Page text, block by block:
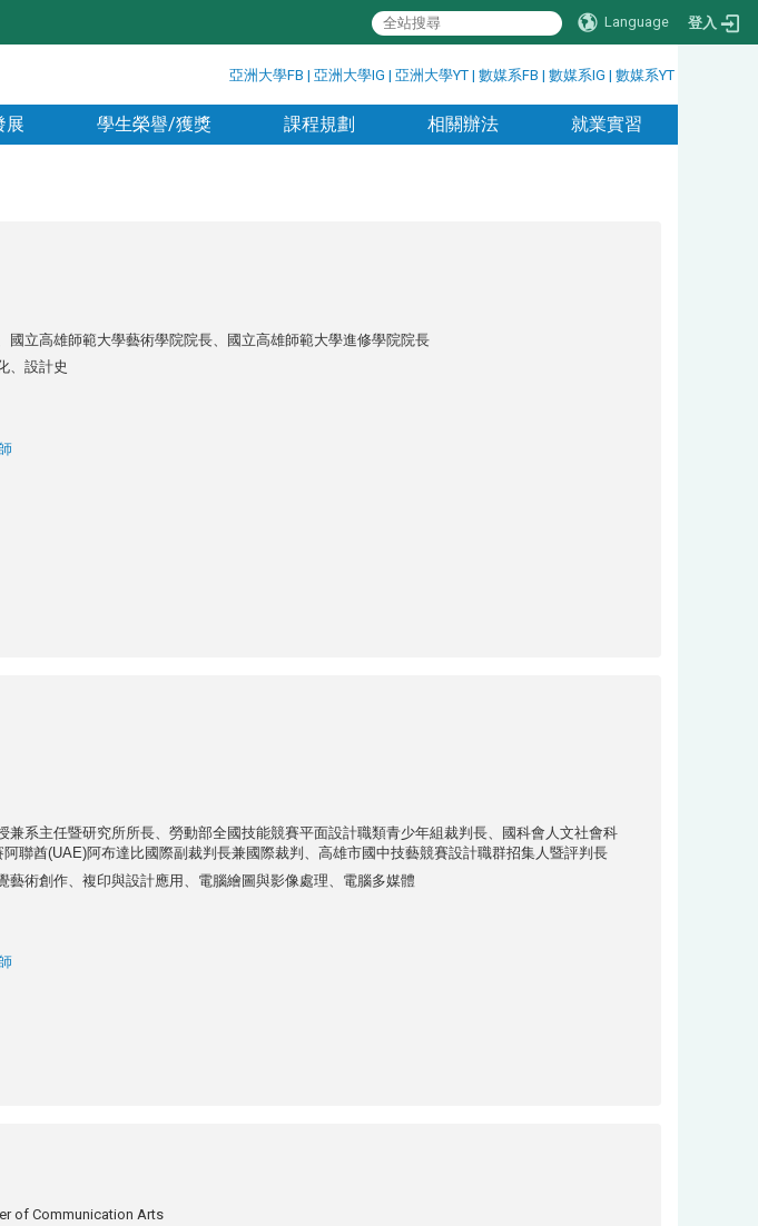
Language 登入
亞洲大學FB | 亞洲大學IG | 亞洲大學YT | 數媒系FB | 數媒系IG | 數媒系YT
展 學生榮譽/獲獎 課程規劃 相關辦法 就業實習
國立高雄師範大學藝術學院院長、國立高雄師範大學進修學院院長
、設計史
兼系主任暨研究所所長、勞動部全國技能競賽平面設計職類青少年組裁判長、國科會人文社會科
阿聯酋(UAE)阿布達比國際副裁判長兼國際裁判、高雄市國中技藝競賽設計職群招集人暨評判長
藝術創作、複印與設計應用、電腦繪圖與影像處理、電腦多媒體
of Communication Arts